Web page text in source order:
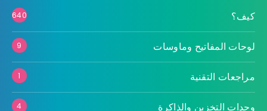
كيف؟ 640
لوحات المفاتيح وماوسات 9
مراجعات التقنية 1
وحدات التخزين والذاكرة 4